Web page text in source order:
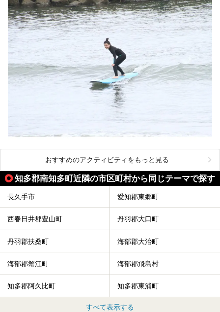
おすすめのアクティビティをもっと見る
知多郡南知多町近隣の市区町村から同じテーマで探す
長久手市 愛知郡東郷町
西春日井郡豊山町 丹羽郡大口町
丹羽郡扶桑町 海部郡大治町
海部郡蟹江町 海部郡飛島村
知多郡阿久比町 知多郡東浦町
すべて表示する